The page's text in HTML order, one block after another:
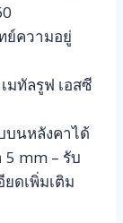
ย์ความอยู่
มทัลรูฟ เอสซี
บนหลังคาได้
5 mm – รับ
ดเพิ่มเติม